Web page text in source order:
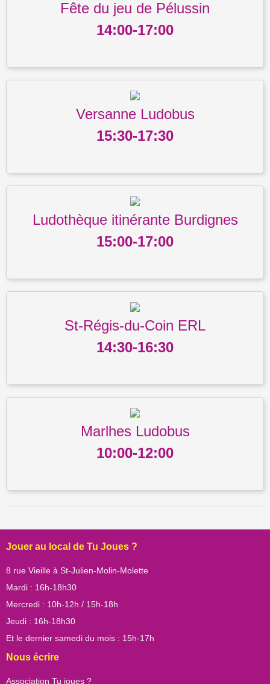
Fête du jeu de Pélussin
14:00-17:00
Versanne Ludobus
15:30-17:30
Ludothèque itinérante Burdignes
15:00-17:00
St-Régis-du-Coin ERL
14:30-16:30
Marlhes Ludobus
10:00-12:00
Post navigation
Jouer au local de Tu Joues ?
8 rue Vieille à St-Julien-Molin-Molette
Mardi : 16h-18h30
Mercredi : 10h-12h / 15h-18h
Jeudi : 16h-18h30
Et le dernier samedi du mois : 15h-17h
Nous écrire
Association Tu joues ?